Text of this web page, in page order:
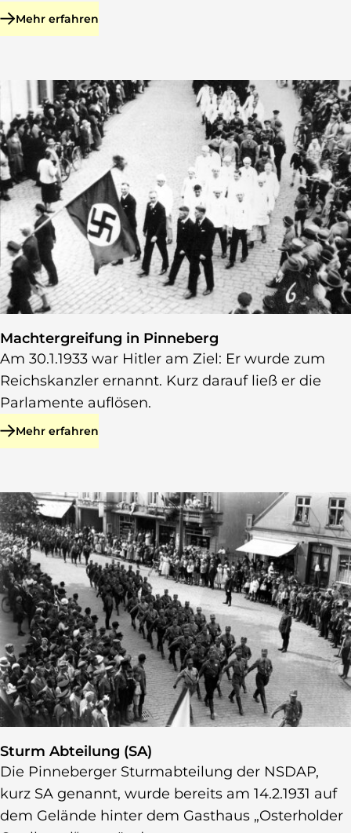
Mehr erfahren
zu Führerprinzip
Machtergreifung in Pinneberg
Am 30.1.1933 war Hitler am Ziel: Er wurde zum
Reichskanzler ernannt. Kurz darauf ließ er die
Parlamente auflösen.
Mehr erfahren
zu Machtergreifung in Pinneberg
Sturm Abteilung (SA)
Die Pinneberger Sturmabteilung der NSDAP,
kurz SA genannt, wurde bereits am 14.2.1931 auf
dem Gelände hinter dem Gasthaus „Osterholder